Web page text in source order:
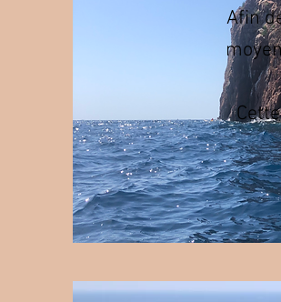
Afin